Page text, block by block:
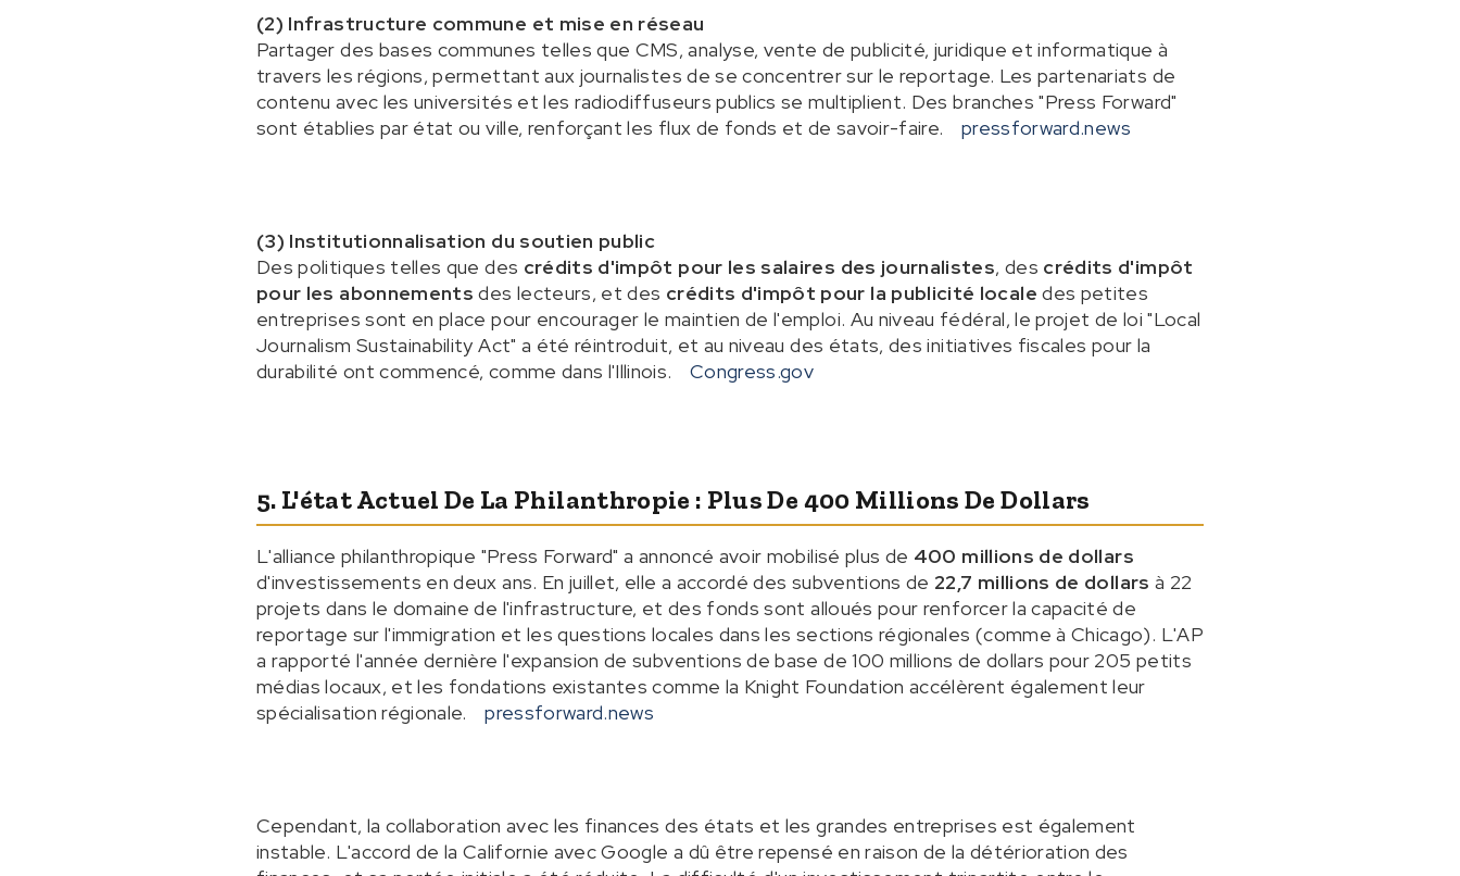
(2) Infrastructure commune et mise en réseau
Partager des bases communes telles que CMS, analyse, vente de publicité, juridique et informatique à
travers les régions, permettant aux journalistes de se concentrer sur le reportage. Les partenariats de
contenu avec les universités et les radiodiffuseurs publics se multiplient. Des branches "Press Forward"
sont établies par état ou ville, renforçant les flux de fonds et de savoir-faire.
pressforward.news
(3) Institutionnalisation du soutien public
Des politiques telles que des crédits d'impôt pour les salaires des journalistes, des crédits d'impôt
pour les abonnements des lecteurs, et des crédits d'impôt pour la publicité locale des petites
entreprises sont en place pour encourager le maintien de l'emploi. Au niveau fédéral, le projet de loi "Local
Journalism Sustainability Act" a été réintroduit, et au niveau des états, des initiatives fiscales pour la
durabilité ont commencé, comme dans l'Illinois.
Congress.gov
5. L'état Actuel De La Philanthropie : Plus De 400 Millions De Dollars
L'alliance philanthropique "Press Forward" a annoncé avoir mobilisé plus de 400 millions de dollars
d'investissements en deux ans. En juillet, elle a accordé des subventions de 22,7 millions de dollars à 22
projets dans le domaine de l'infrastructure, et des fonds sont alloués pour renforcer la capacité de
reportage sur l'immigration et les questions locales dans les sections régionales (comme à Chicago). L'AP
a rapporté l'année dernière l'expansion de subventions de base de 100 millions de dollars pour 205 petits
médias locaux, et les fondations existantes comme la Knight Foundation accélèrent également leur
spécialisation régionale.
pressforward.news
Cependant, la collaboration avec les finances des états et les grandes entreprises est également
instable. L'accord de la Californie avec Google a dû être repensé en raison de la détérioration des